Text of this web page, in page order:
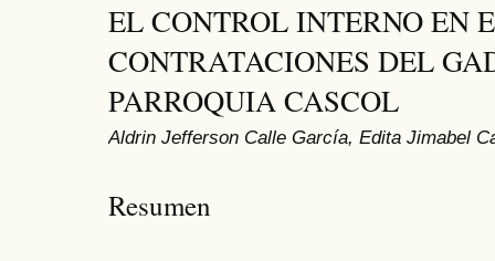
EL CONTROL INTERNO EN
CONTRATACIONES DEL
PARROQUIA CASCOL
Aldrin Jefferson Calle García, Edita Jimabel
Resumen